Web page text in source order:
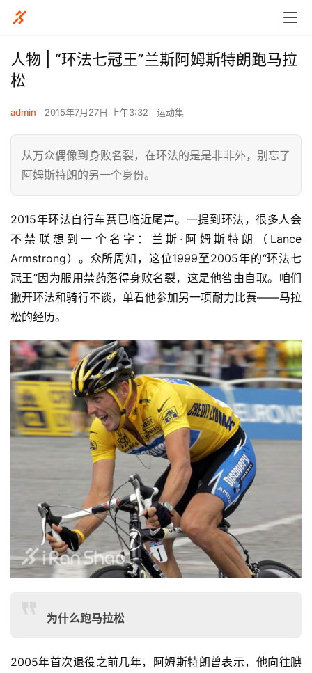
人物 | “环法七冠王”兰斯阿姆斯特朗跑马拉
松
admin 2015年7月27日 上午3:32 运动集
从万众偶像到身败名裂，在环法的是是非非外，别忘了
阿姆斯特朗的另一个身份。
2015年环法自行车赛已临近尾声。一提到环法，很多人会
不禁联想到一个名字：兰斯·阿姆斯特朗（Lance
Armstrong）。 众所周知，这位1999至2005年的“环法七
冠王”因为服用禁药落得身败名裂，这是他咎由自取。咱们
撇开环法和骑行不谈，单看他参加另一项耐力比赛——马拉
松的经历。
为什么跑马拉松
2005年首次退役之前几年，阿姆斯特朗曾表示，他向往腆